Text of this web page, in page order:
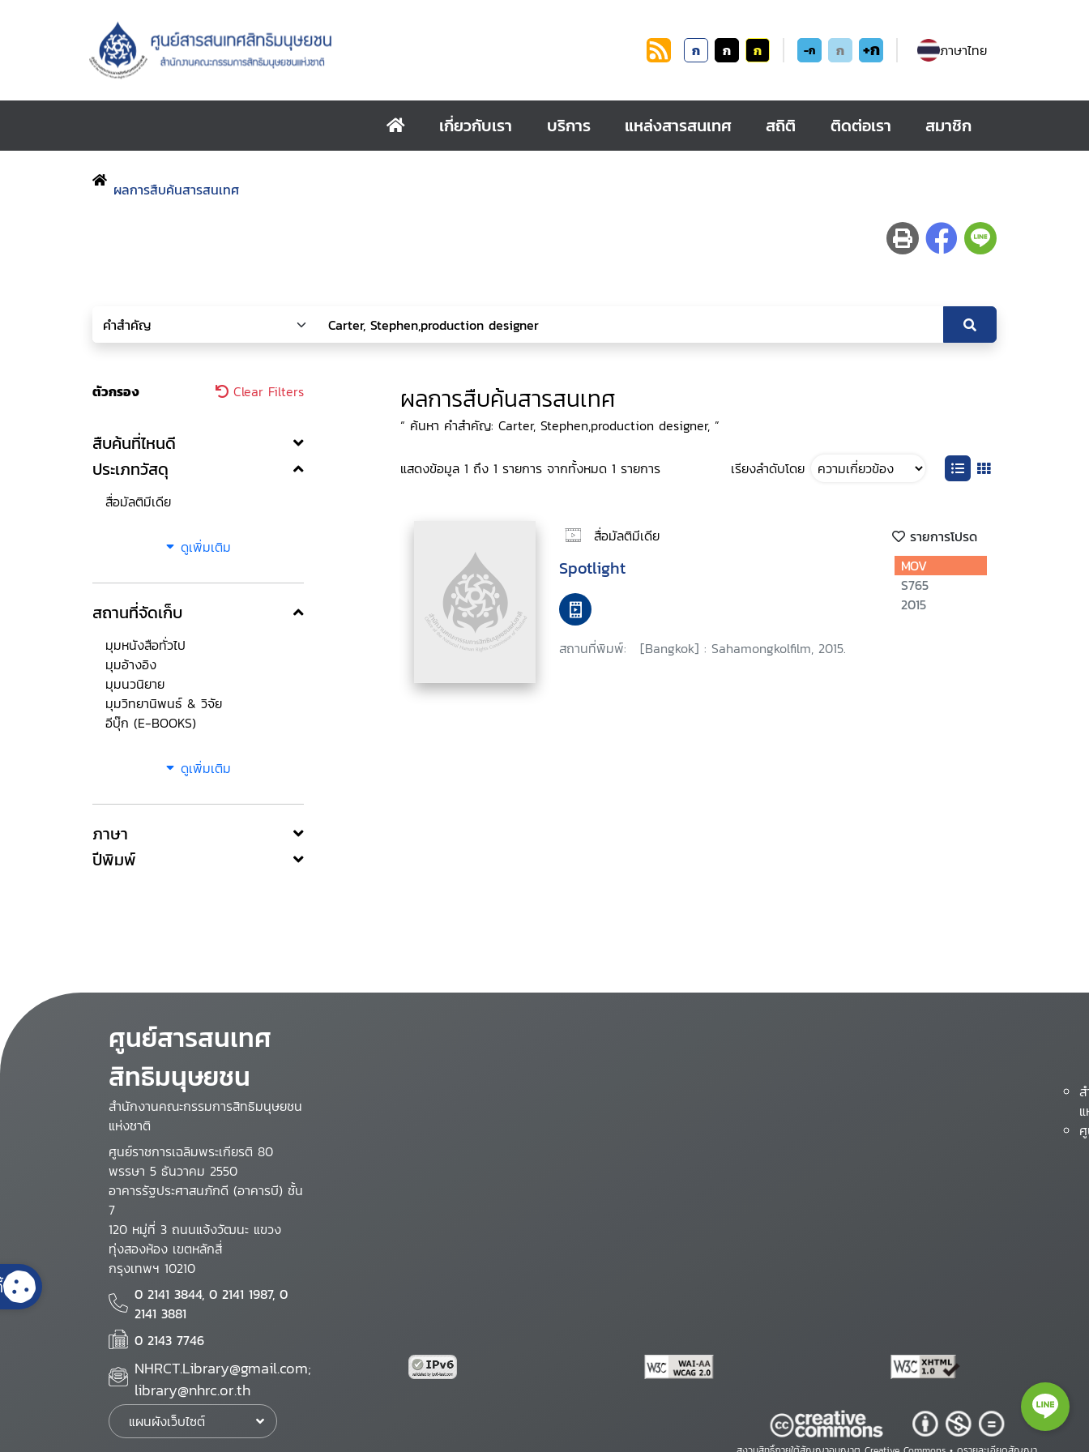
ก ก ก -ก ก +ก ภาษาไทย
เกี่ยวกับเรา บริการ แหล่งสารสนเทศ สถิติ ติดต่อเรา สมาชิก
ผลการสืบค้นสารสนเทศ
ตัวกรอง Clear Filters
สืบค้นที่ไหนดี
ประเภทวัสดุ
สื่อมัลติมีเดีย
ดูเพิ่มเติม
สถานที่จัดเก็บ
มุมหนังสือทั่วไป
มุมอ้างอิง
มุมนวนิยาย
มุมวิทยานิพนธ์ & วิจัย
อีบุ๊ก (E-BOOKS)
ดูเพิ่มเติม
ภาษา
ปีพิมพ์
ผลการสืบค้นสารสนเทศ
“ ค้นหา คำสำคัญ: Carter, Stephen,production designer, ”
แสดงข้อมูล 1 ถึง 1 รายการ จากทั้งหมด 1 รายการ เรียงลำดับโดย
สื่อมัลติมีเดีย รายการโปรด
Spotlight
สถานที่พิมพ์: [Bangkok] : Sahamongkolfilm, 2015.
MOV
S765
2015
ศูนย์สารสนเทศ
สิทธิมนุษยชน
สำนักงานคณะกรรมการสิทธิมนุษยชน
แห่งชาติ
ศูนย์ราชการเฉลิมพระเกียรติ 80
พรรษา 5 ธันวาคม 2550
อาคารรัฐประศาสนภักดี (อาคารบี) ชั้น
7
120 หมู่ที่ 3 ถนนแจ้งวัฒนะ แขวง
ทุ่งสองห้อง เขตหลักสี่
กรุงเทพฯ 10210
0 2141 3844, 0 2141 1987, 0
2141 3881
0 2143 7746
NHRCT.Library@gmail.com;
library@nhrc.or.th
แผนผังเว็บไซต์